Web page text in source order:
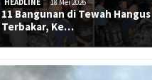
HEADLINE 18 Mei 2026
11 Bangunan di Tewah Hangus
Terbakar, Ke…